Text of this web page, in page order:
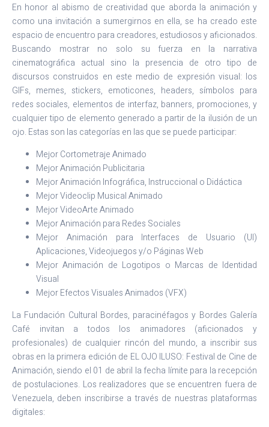
En honor al abismo de creatividad que aborda la animación y
como una invitación a sumergirnos en ella, se ha creado este
espacio de encuentro para creadores, estudiosos y aficionados.
Buscando mostrar no solo su fuerza en la narrativa
cinematográfica actual sino la presencia de otro tipo de
discursos construidos en este medio de expresión visual: los
GIFs, memes, stickers, emoticones, headers, símbolos para
redes sociales, elementos de interfaz, banners, promociones, y
cualquier tipo de elemento generado a partir de la ilusión de un
ojo. Estas son las categorías en las que se puede participar:
Mejor Cortometraje Animado
Mejor Animación Publicitaria
Mejor Animación Infográfica, Instruccional o Didáctica
Mejor Videoclip Musical Animado
Mejor VideoArte Animado
Mejor Animación para Redes Sociales
Mejor Animación para Interfaces de Usuario (UI)
Aplicaciones, Videojuegos y/o Páginas Web
Mejor Animación de Logotipos o Marcas de Identidad
Visual
Mejor Efectos Visuales Animados (VFX)
La Fundación Cultural Bordes, paracinéfagos y Bordes Galería
Café invitan a todos los animadores (aficionados y
profesionales) de cualquier rincón del mundo, a inscribir sus
obras en la primera edición de EL OJO ILUSO: Festival de Cine de
Animación, siendo el 01 de abril la fecha límite para la recepción
de postulaciones. Los realizadores que se encuentren fuera de
Venezuela, deben inscribirse a través de nuestras plataformas
digitales: